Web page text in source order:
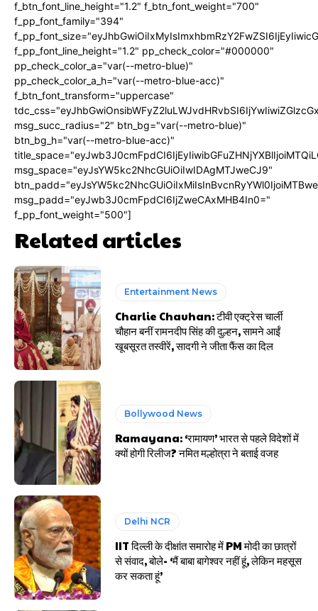
f_btn_font_line_height="1.2" f_btn_font_weight="700"
f_pp_font_family="394"
f_pp_font_line_height="1.2" pp_check_color="#000000"
pp_check_color_a="var(--metro-blue)"
pp_check_color_a_h="var(--metro-blue-acc)"
f_btn_font_transform="uppercase"
msg_succ_radius="2" btn_bg="var(--metro-blue)"
btn_bg_h="var(--metro-blue-acc)"
msg_space="eyJsYW5kc2NhcGUiOiIwIDAgMTJweCJ9"
msg_padd="eyJwb3J0cmFpdCI6IjZweCAxMHB4In0="
f_pp_font_weight="500"]
Related articles
Entertainment News
Charlie Chauhan: टीवी एक्ट्रेस चार्ली
चौहान बनीं रामनदीप सिंह की दुल्हन, सामने आईं
खूबसूरत तस्वीरें, सादगी ने जीता फैंस का दिल
Bollywood News
Ramayana: ‘रामायण’ भारत से पहले विदेशों में
क्यों होगी रिलीज? नमित मल्होत्रा ने बताई वजह
Delhi NCR
IIT दिल्ली के दीक्षांत समारोह में PM मोदी का छात्रों
से संवाद, बोले- ‘मैं बाबा बागेश्वर नहीं हूं, लेकिन महसूस
कर सकता हूं’